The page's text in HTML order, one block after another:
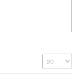
Toon #